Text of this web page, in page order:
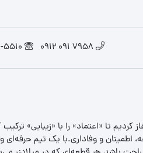
7958 091 0912
5510
اطمینان و وفاداری.با یک تیم